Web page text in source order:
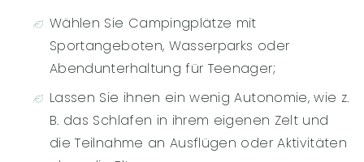
Wählen Sie Campingplätze mit
Sportangeboten, Wasserparks oder
Abendunterhaltung für Teenager;
Lassen Sie ihnen ein wenig Autonomie, wie z.
B. das Schlafen in ihrem eigenen Zelt und
die Teilnahme an Ausflügen oder Aktivitäten